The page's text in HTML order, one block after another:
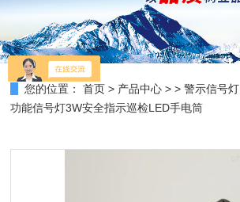
您的位置： 首页 > 产品中心 > >警示信号灯
功能信号灯3W安全指示巡检LED手电筒